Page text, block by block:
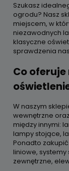
Szukasz
ogrodu? Nasz
miejscem, w
niezawodnych
klasyczne
sprawdzenia
Co
W naszym
wewnętrzne
między innymi:
lampy stojące,
Ponadto
liniowe,
zewnętrzne,